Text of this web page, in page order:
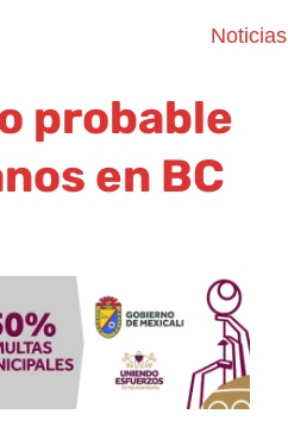
Noticias
probable
en BC